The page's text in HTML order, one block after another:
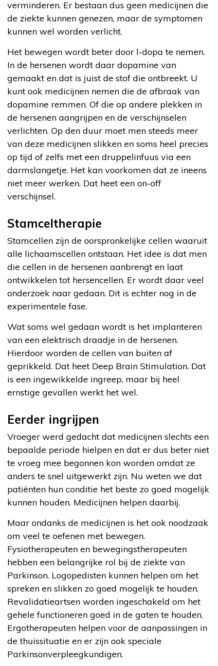
verminderen. Er bestaan dus geen medicijnen die
de ziekte kunnen genezen, maar de symptomen
kunnen wel worden verlicht.
Het bewegen wordt beter door l-dopa te nemen.
In de hersenen wordt daar dopamine van
gemaakt en dat is juist de stof die ontbreekt. U
kunt ook medicijnen nemen die de afbraak van
dopamine remmen. Of die op andere plekken in
de hersenen aangrijpen en de verschijnselen
verlichten. Op den duur moet men steeds meer
van deze medicijnen slikken en soms heel precies
op tijd of zelfs met een druppelinfuus via een
darmslangetje. Het kan voorkomen dat ze ineens
niet meer werken. Dat heet een on-off
verschijnsel.
Stamceltherapie
Stamcellen zijn de oorspronkelijke cellen waaruit
alle lichaamscellen ontstaan. Het idee is dat men
die cellen in de hersenen aanbrengt en laat
ontwikkelen tot hersencellen. Er wordt daar veel
onderzoek naar gedaan. Dit is echter nog in de
experimentele fase.
Wat soms wel gedaan wordt is het implanteren
van een elektrisch draadje in de hersenen.
Hierdoor worden de cellen van buiten af
geprikkeld. Dat heet Deep Brain Stimulation. Dat
is een ingewikkelde ingreep, maar bij heel
ernstige gevallen werkt het wel.
Eerder ingrijpen
Vroeger werd gedacht dat medicijnen slechts een
bepaalde periode hielpen en dat er dus beter niet
te vroeg mee begonnen kon worden omdat ze
anders te snel uitgewerkt zijn. Nu weten we dat
patiënten hun conditie het beste zo goed mogelijk
kunnen houden. Medicijnen helpen daarbij.
Maar ondanks de medicijnen is het ook noodzaak
om veel te oefenen met bewegen.
Fysiotherapeuten en bewegingstherapeuten
hebben een belangrijke rol bij de ziekte van
Parkinson. Logopedisten kunnen helpen om het
spreken en slikken zo goed mogelijk te houden.
Revalidatieartsen worden ingeschakeld om het
gehele functioneren goed in de gaten te houden.
Ergotherapeuten helpen voor de aanpassingen in
de thuissituatie en er zijn ook speciale
Parkinsonverpleegkundigen.